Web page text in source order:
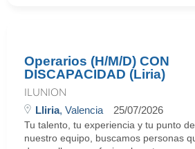
Operarios (H/M/D) CON
DISCAPACIDAD (Liria)
ILUNION
Lliria, Valencia 25/07/2026
Tu talento, tu experiencia y tu punto
nuestro equipo, buscamos personas